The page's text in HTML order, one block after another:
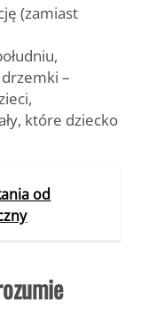
(zamiast
–
które dziecko
od